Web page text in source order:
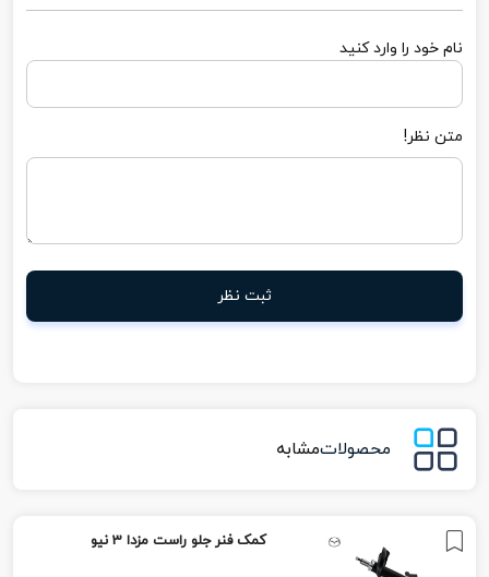
نام خود را وارد کنید
متن نظر!
ثبت نظر
محصولاتمشابه
کمک فنر جلو راست مزدا 3 نیو